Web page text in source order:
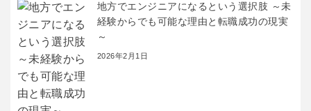
地方でエンジニアになるという選択肢 ～未
経験からでも可能な理由と転職成功の現実
～
2026年2月1日